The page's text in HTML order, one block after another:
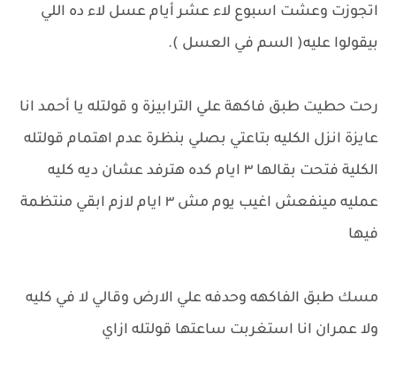
اتجوزت وعشت اسبوع لاء عشر أيام عسل لاء ده اللي
بيقولوا عليه( السم في العسل ).
رحت حطيت طبق فاكهة علي الترابيزة و قولتله يا أحمد انا
عايزة انزل الكليه بتاعتي بصلي بنظرة عدم اهتمام قولتله
الكلية فتحت بقالها ٣ ايام كده هترفد عشان ديه كليه
عمليه مينفعش اغيب يوم مش ٣ ايام لازم ابقي منتظمة
فيها
مسك طبق الفاكهه وحدفه علي الارض وقالي لا في كليه
ولا عمران انا استغربت ساعتها قولتله ازاي